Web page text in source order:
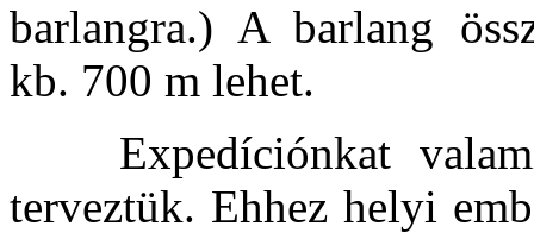
barlangra.) A barlang
kb. 700 m lehet.
Expedíciónkat
terveztük. Ehhez helyi